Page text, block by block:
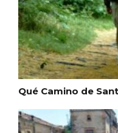
Qué Camino de
En marzo,
de la Trufa